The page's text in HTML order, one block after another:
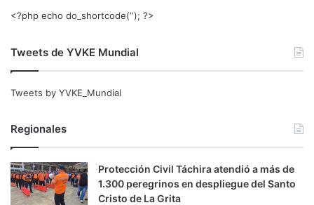
<?php echo do_shortcode(‘‘); ?>
Tweets de YVKE Mundial
Tweets by YVKE_Mundial
Regionales
Protección Civil Táchira atendió a más de
1.300 peregrinos en despliegue del Santo
Cristo de La Grita